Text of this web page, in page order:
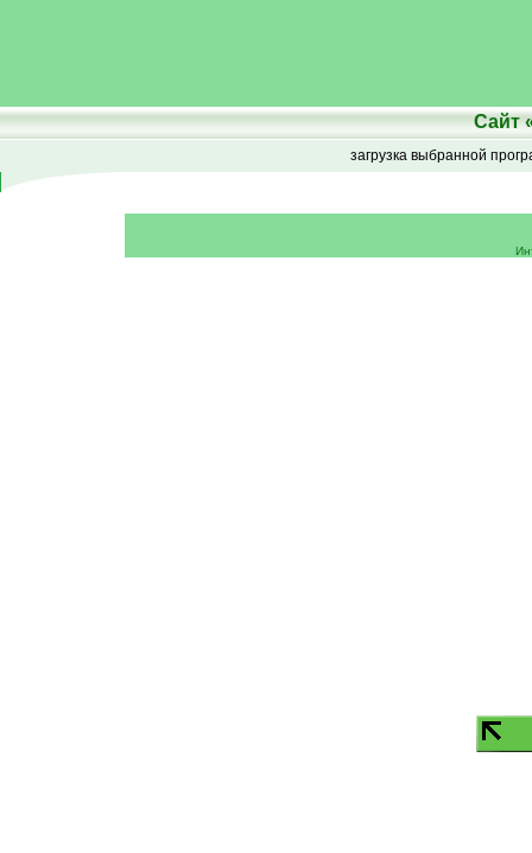
Сайт
загрузка выбранной